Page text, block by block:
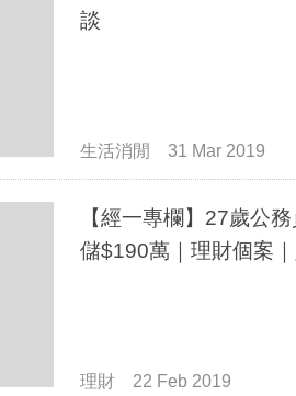
談
生活消閒 31 Mar 2019
【經一專欄】27歲公
儲$190萬｜理財個案
理財 22 Feb 2019